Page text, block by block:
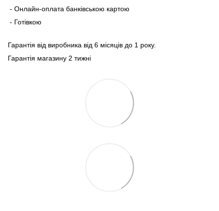
- Онлайн-оплата банківською картою
- Готівкою
Гарантія від виробника від 6 місяців до 1 року.
Гарантія магазину 2 тижні